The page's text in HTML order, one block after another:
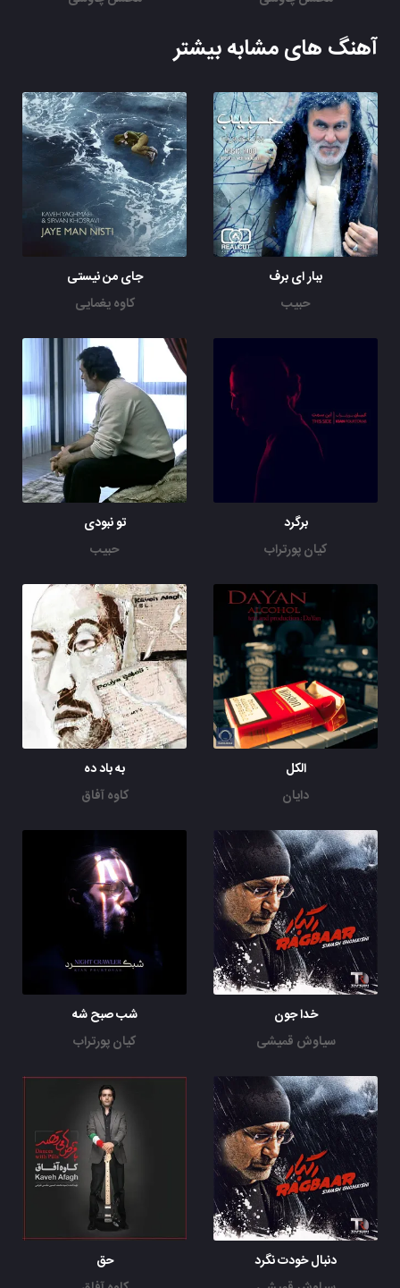
آهنگ های مشابه بیشتر
ببار ای برف
حبیب
جای من نیستی
کاوه یغمایی
برگرد
کیان پورتراب
تو نبودی
حبیب
الکل
دایان
به باد ده
کاوه آفاق
خدا جون
سیاوش قمیشی
شب صبح شه
کیان پورتراب
دنبال خودت نگرد
حق